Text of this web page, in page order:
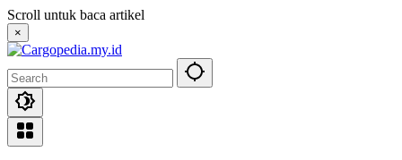
Skip
to
content
Scroll untuk baca artikel
×